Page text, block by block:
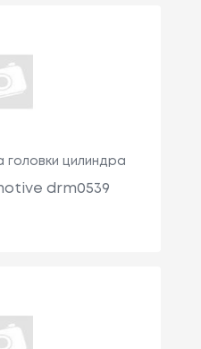
головки цилиндра
drm0539